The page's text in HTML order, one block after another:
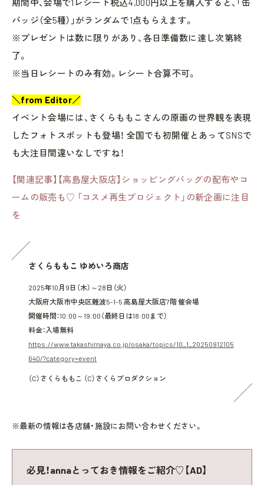
期間中、会場で1レシート税込4,000円以上を購入すると、「缶
バッジ（全5種）」がランダムで1点もらえます。
※プレゼントは数に限りがあり、各日準備数に達し次第終
了。
※当日レシートのみ有効。レシート合算不可。
＼from Editor／
イベント会場には、さくらももこさんの原画の世界観を表現
したフォトスポットも登場！ 全国でも初開催とあってSNSで
も大注目間違いなしですね！
【関連記事】【高島屋大阪店】ショッピングバッグの配布やコ
ームの販売も♡ 「コスメ再生プロジェクト」の新企画に注目
を
さくらももこ ゆめいろ商店
2025年10月9日（木）～28日（火）
大阪府大阪市中央区難波5-1-5 高島屋大阪店7階 催会場
開催時間：10:00～19:00（最終日は18:00まで）
料金：入場無料
https://www.takashimaya.co.jp/osaka/topics/10_1_20250912105
640/?category=event
（C）さくらももこ （C）さくらプロダクション
※最新の情報は各店舗・施設にお問い合わせください。
必見！annaとっておき情報をご紹介♡【AD】